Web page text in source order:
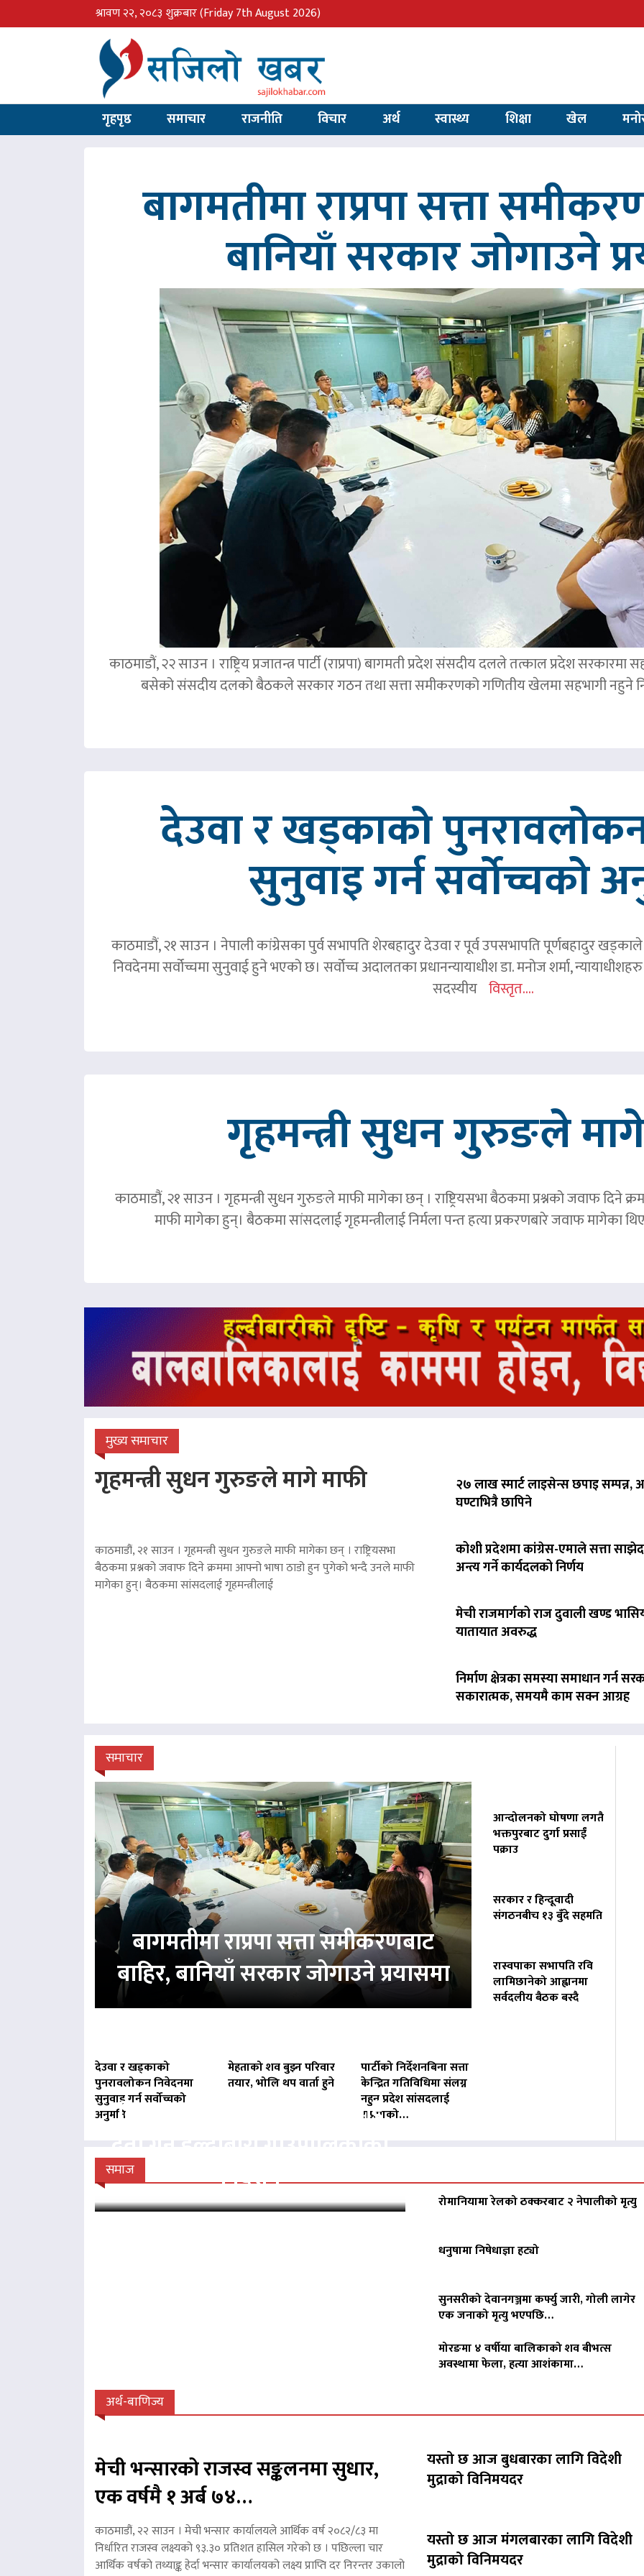
श्रावण २२, २०८३ शुक्रबार(Friday 7th August 2026)
गृहपृष्ठ समाचार राजनीति विचार अर्थ स्वास्थ्य शिक्षा खेल
बागमतीमा राप्रपा सत्ता
बानियाँ सरकार जोगाउने
काठमाडौं, २२ साउन । राष्ट्रिय प्रजातन्त्र पार्टी (राप्रपा) बागमती प्रदेश संसदीय दलले तत्काल प्रदेश
बसेको संसदीय दलको बैठकले सरकार गठन तथा सत्ता समीकरणको गणितीय खेलमा सहभागी नहुने
देउवा र खड्काको
सुनुवाइ गर्न सर्वोच्चको
काठमाडौं, २१ साउन । नेपाली कांग्रेसका पुर्व सभापति शेरबहादुर देउवा र पूर्व उपसभापति पूर्णबहादुर
निवदेनमा सर्वोच्चमा सुनुवाई हुने भएको छ। सर्वोच्च अदालतका प्रधानन्यायाधीश डा. मनोज शर्मा,
सदस्यीय विस्तृत....
गृहमन्त्री सुधन गुरुङले
काठमाडौं, २१ साउन । गृहमन्त्री सुधन गुरुङले माफी मागेका छन् । राष्ट्रियसभा बैठकमा प्रश्नको जवाफ दिने
माफी मागेका हुन्। बैठकमा सांसदलाई गृहमन्त्रीलाई निर्मला पन्त हत्या प्रकरणबारे जवाफ मागेका
मुख्य समाचार
गृहमन्त्री सुधन गुरुङले मागे माफी
काठमाडौं, २१ साउन । गृहमन्त्री सुधन गुरुङले माफी मागेका छन् । राष्ट्रियसभा
बैठकमा प्रश्नको जवाफ दिने क्रममा आफ्नो भाषा ठाडो हुन पुगेको भन्दै उनले माफी
मागेका हुन्। बैठकमा सांसदलाई गृहमन्त्रीलाई
२७ लाख स्मार्ट लाइसेन्स छपाइ सम्पन्न,
घण्टाभित्रै छापिने
कोशी प्रदेशमा कांग्रेस-एमाले सत्ता
अन्त्य गर्ने कार्यदलको निर्णय
मेची राजमार्गको राज दुवाली खण्ड
यातायात अवरुद्ध
निर्माण क्षेत्रका समस्या समाधान गर्न
सकारात्मक, समयमै काम सक्न आग्रह
समाचार
बागमतीमा राप्रपा सत्ता समीकरणबाट
बाहिर, बानियाँ सरकार जोगाउने प्रयासमा
देउवा र खड्काको
पुनरावलोकन निवेदनमा
सुनुवाइ गर्न सर्वोच्चको
अनुमति
मेहताको शव बुझ्न परिवार
तयार, भोलि थप वार्ता हुने
पार्टीको निर्देशनबिना सत्ता
केन्द्रित गतिविधिमा संलग्न
नहुन प्रदेश सांसदलाई
राप्रपाको…
आन्दोलनको घोषणा लगतै
भक्तपुरबाट दुर्गा प्रसाईं
पक्राउ
सरकार र हिन्दूवादी
संगठनबीच १३ बुँदे सहमति
रास्वपाका सभापति रवि
लामिछानेको आह्वानमा
सर्वदलीय बैठक बस्दै
समाज
बिना दर्ता सञ्चालित व्यवसायलाई
निर्देशन
रोमानियामा रेलको ठक्करबाट २ नेपालीको मृत्यु
धनुषामा निषेधाज्ञा हट्यो
सुनसरीको देवानगञ्जमा कर्फ्यु जारी, गोली लागेर
एक जनाको मृत्यु भएपछि…
मोरङमा ४ वर्षीया बालिकाको शव बीभत्स
अवस्थामा फेला, हत्या आशंकामा…
अर्थ-बाणिज्य
मेची भन्सारको राजस्व सङ्कलनमा सुधार,
एक वर्षमै १ अर्ब ७४…
काठमाडौं, २२ साउन । मेची भन्सार कार्यालयले आर्थिक वर्ष २०८२/८३ मा
निर्धारित राजस्व लक्ष्यको ९३.३० प्रतिशत हासिल गरेको छ । पछिल्ला चार
आर्थिक वर्षको तथ्याङ्क हेर्दा भन्सार कार्यालयको लक्ष्य प्राप्ति दर निरन्तर उकालो
यस्तो छ आज बुधबारका लागि विदेशी
मुद्राको विनिमयदर
यस्तो छ आज मंगलबारका लागि विदेशी
मुद्राको विनिमयदर